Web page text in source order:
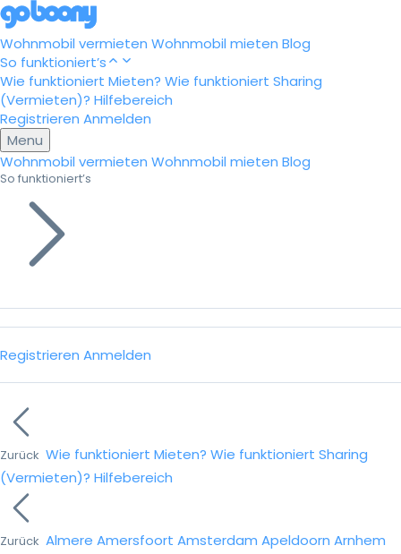
Wohnmobil vermieten Wohnmobil mieten Blog
So funktioniert’s
Wie funktioniert Mieten? Wie funktioniert Sharing
(Vermieten)? Hilfebereich
Registrieren Anmelden
Menu
Wohnmobil vermieten Wohnmobil mieten Blog
So funktioniert’s
Registrieren Anmelden
Zurück Wie funktioniert Mieten? Wie funktioniert Sharing
(Vermieten)? Hilfebereich
Zurück Almere Amersfoort Amsterdam Apeldoorn Arnhem